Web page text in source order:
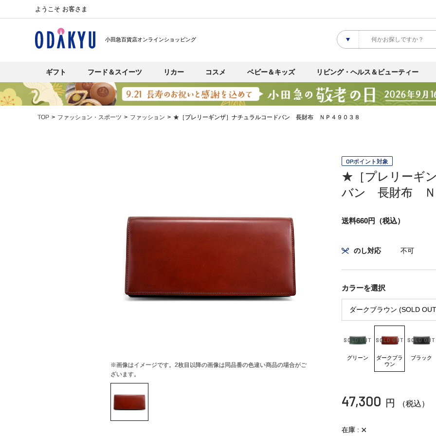
ようこそ お客さま
小田急百貨店オンラインショッピング
ギフト フード＆スイーツ リカー コスメ ベビー＆キッズ リビング・ヘルス＆ビューティー
TOP ファッション・スポーツ ファッション ★［プレリーギンザ］ナチュラルコードバン 長財布 ＮＰ４９０３８
※画像はイメージです。2枚目以降の画像は同品番の色違い商品の場合がご
ざいます。
OPポイント対象
★［プレリーギ
バン 長財布 Ｎ
送料660円（税込）
のし対応 不可
カラーを選択
グリーン
ダークブラ
ウン
ブラック
47,300 円 （税込）
在庫 ×